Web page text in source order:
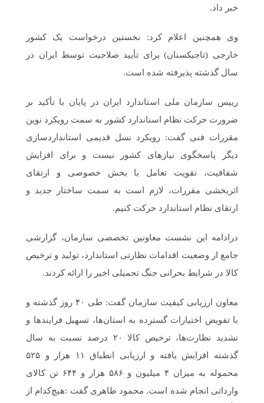
خبر داد.
وی همچنین اعلام کرد: نخستین درخواست یک کشور
خارجی (تاجیکستان) برای تأیید صلاحیت توسط ایران در
سال گذشته پذیرفته شده است.
رییس سازمان ملی استاندارد ایران در پایان با تأکید بر
ضرورت حرکت نظام استاندارد کشور به سمت رویکرد نوین
مقررات فنی گفت: رویکرد نسل قدیمی استانداردسازی
دیگر پاسخگوی نیازهای کشور نیست و برای افزایش
شفافیت، تقویت تعامل با بخش خصوصی و ارتقای
اثربخشی مقررات، لازم است به سمت ساختار جدید و
ارتقای نظام استاندارد حرکت کنیم.
درادامه این نشست معاونین تخصصی سازمان، گزارشی
جامع از وضعیت اقدامات نظارتی استاندارد، تولید و ترخیص
کالا در شرایط بحرانی جنگ تحمیلی اخیر را ارائه کردند.
معاون ارزیابی کیفیت سازمان گفت: طی ۴۰ روز گذشته و
با تفویض اختیارات گسترده به استان‌ها، تسهیل فرایندها و
تشدید نظارت‌ها، ترخیص کالا ۲۰ درصد نسبت به سال
گذشته افزایش یافته و ارزیابی انطباق ۱۱ هزار و ۵۲۵
محموله به میزان ۴ میلیون و ۵۸۶ هزار و ۶۴۴ تن کالای
وارداتی انجام شده است. محمود طاهری گفت :هیچ‌کدام از